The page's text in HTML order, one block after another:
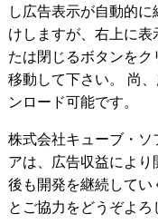
し広告表示が自動的
けしますが、右上に表
たは閉じるボタンを
移動して下さい。 尚
ンロード可能です。
株式会社キューブ・ソ
アは、広告収益によ
後も開発を継続して
とご協力をどうぞよろ